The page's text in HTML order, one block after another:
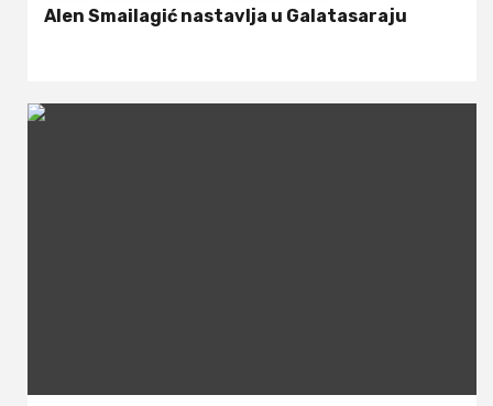
Alen Smailagić nastavlja u Galatasaraju